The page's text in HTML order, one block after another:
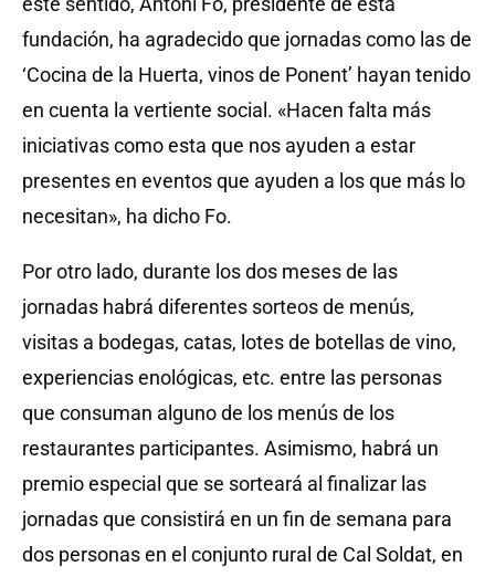
fundación, ha agradecido que jornadas como las de
‘Cocina de la Huerta, vinos de Ponent’ hayan tenido
en cuenta la vertiente social. «Hacen falta más
iniciativas como esta que nos ayuden a estar
presentes en eventos que ayuden a los que más lo
necesitan», ha dicho Fo.
Por otro lado, durante los dos meses de las
jornadas habrá diferentes sorteos de menús,
visitas a bodegas, catas, lotes de botellas de vino,
experiencias enológicas, etc. entre las personas
que consuman alguno de los menús de los
restaurantes participantes. Asimismo, habrá un
premio especial que se sorteará al finalizar las
jornadas que consistirá en un fin de semana para
dos personas en el conjunto rural de Cal Soldat, en